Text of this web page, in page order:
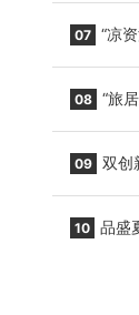
07 “凉
08 “旅
09 双创
10 品盛